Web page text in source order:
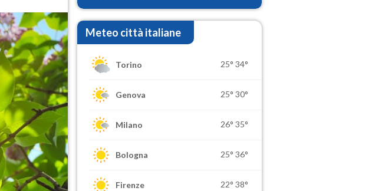
Meteo città italiane
Torino 25° 34°
Genova 25° 30°
Milano 26° 35°
Bologna 25° 36°
Firenze 22° 38°